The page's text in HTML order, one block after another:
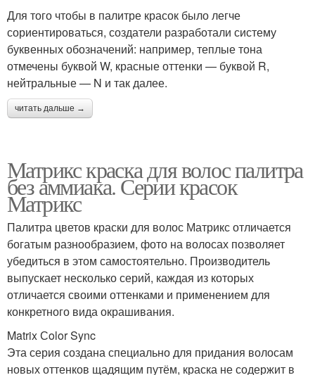
Для того чтобы в палитре красок было легче
сориентироваться, создатели разработали систему
буквенных обозначений: например, теплые тона
отмечены буквой W, красные оттенки — буквой R,
нейтральные — N и так далее.
читать дальше →
Матрикс краска для волос палитра
без аммиака. Серии красок
Матрикс
Палитра цветов краски для волос Матрикс отличается
богатым разнообразием, фото на волосах позволяет
убедиться в этом самостоятельно. Производитель
выпускает несколько серий, каждая из которых
отличается своими оттенками и применением для
конкретного вида окрашивания.
Matrix Сolor Sync
Эта серия создана специально для придания волосам
новых оттенков щадящим путём, краска не содержит в